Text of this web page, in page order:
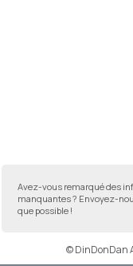
Avez-vous remarqué des
manquantes ? Envoyez-
que possible !
© DinDonDan